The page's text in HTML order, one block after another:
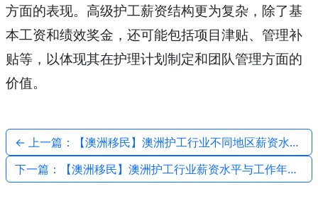
方面的表现。高级护工薪资结构更为复杂，除了基
本工资和绩效奖金，还可能包括项目津贴、管理补
贴等，以体现其在护理计划制定和团队管理方面的
价值。
← 上一篇：【澳洲移民】澳洲护工行业不同地区薪资水平对比
下一篇：【澳洲移民】澳洲护工行业薪资水平与工作年限关系 →